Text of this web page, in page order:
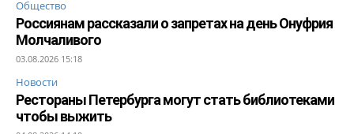
Общество
Россиянам рассказали о запретах на день Онуфрия
Молчаливого
03.08.2026 15:18
Новости
Рестораны Петербурга могут стать библиотеками
чтобы выжить